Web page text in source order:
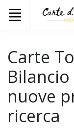
Carte
Bilancio
nuove
ricerca